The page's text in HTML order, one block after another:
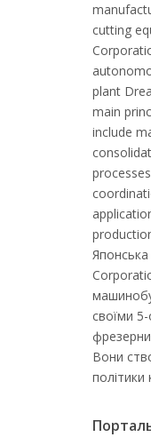
cutting
plant
main
include
своїми
Вони
політики